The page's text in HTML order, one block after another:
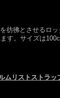
彷彿とさせるロ
す。サイズは
ムリストストラッ